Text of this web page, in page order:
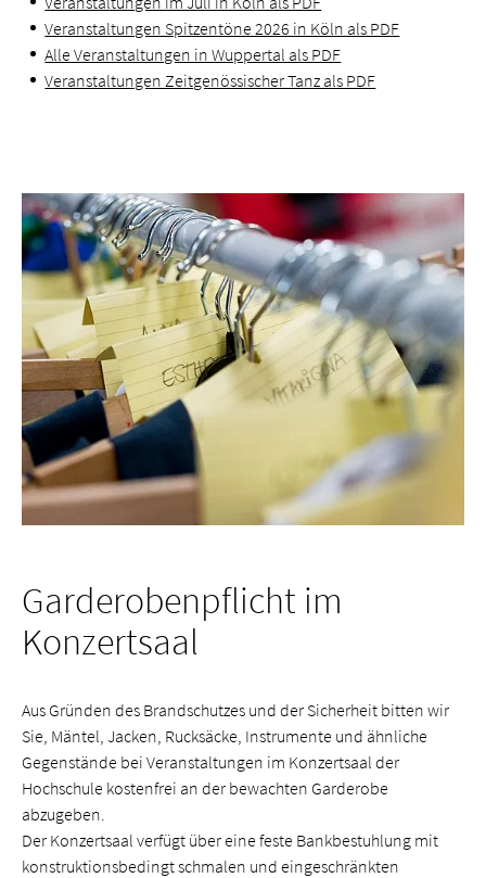
Veranstaltungen Spitzentöne 2026 in Köln als PDF
Alle Veranstaltungen in Wuppertal als PDF
Veranstaltungen Zeitgenössischer Tanz als PDF
Garderobenpflicht im
Konzertsaal
Aus Gründen des Brandschutzes und der Sicherheit bitten wir
Sie, Mäntel, Jacken, Rucksäcke, Instrumente und ähnliche
Gegenstände bei Veranstaltungen im Konzertsaal der
Hochschule kostenfrei an der bewachten Garderobe
abzugeben.
Der Konzertsaal verfügt über eine feste Bankbestuhlung mit
konstruktionsbedingt schmalen und eingeschränkten